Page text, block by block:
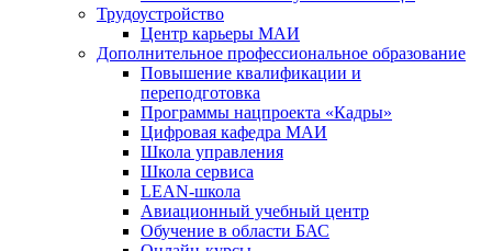
Трудоустройство
Центр карьеры МАИ
Дополнительное профессиональное образование
Повышение квалификации и
переподготовка
Программы нацпроекта «Кадры»
Цифровая кафедра МАИ
Школа управления
Школа сервиса
LEAN-школа
Авиационный учебный центр
Обучение в области БАС